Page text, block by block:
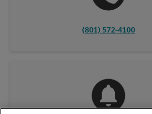
(801) 572-4100